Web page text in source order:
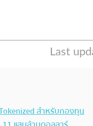
สำหรับกองทุน